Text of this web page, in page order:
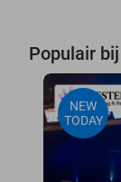
Populair
NEW
TODAY